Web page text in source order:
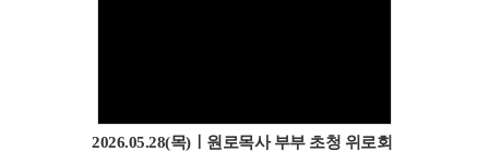
2026.05.28(목)ㅣ원로목사 부부 초청 위로회